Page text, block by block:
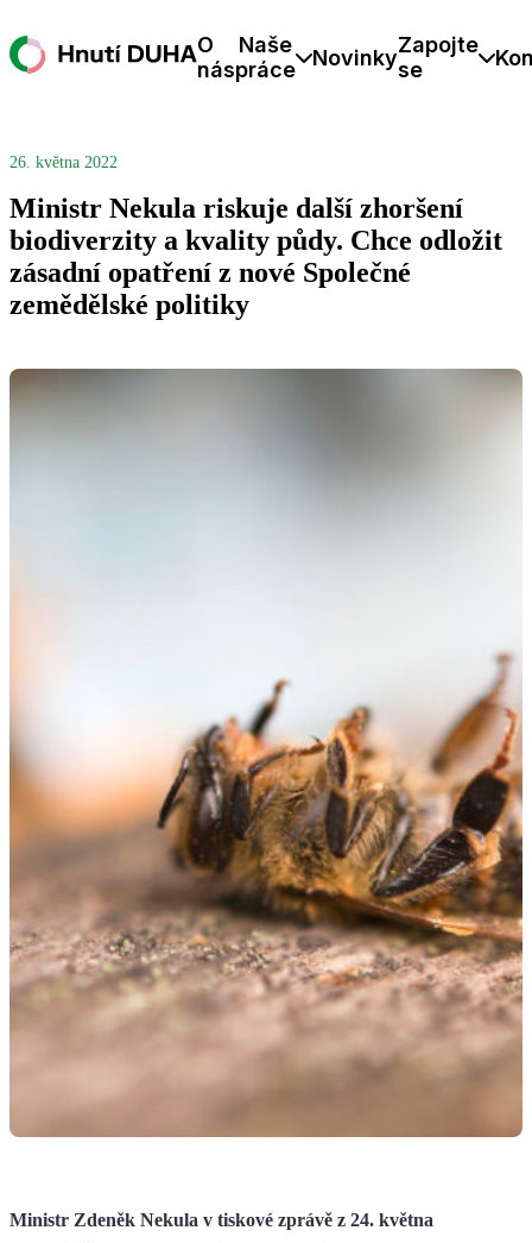
O
nás
Naše
práce
NovinkyZapojte
se
26. května 2022
Ministr Nekula riskuje další zhoršení
biodiverzity a kvality půdy. Chce odložit
zásadní opatření z nové Společné
zemědělské politiky
Ministr Zdeněk Nekula v tiskové zprávě z 24. května